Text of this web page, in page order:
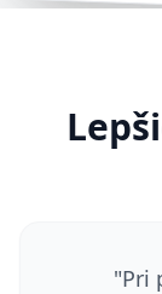
"Pri